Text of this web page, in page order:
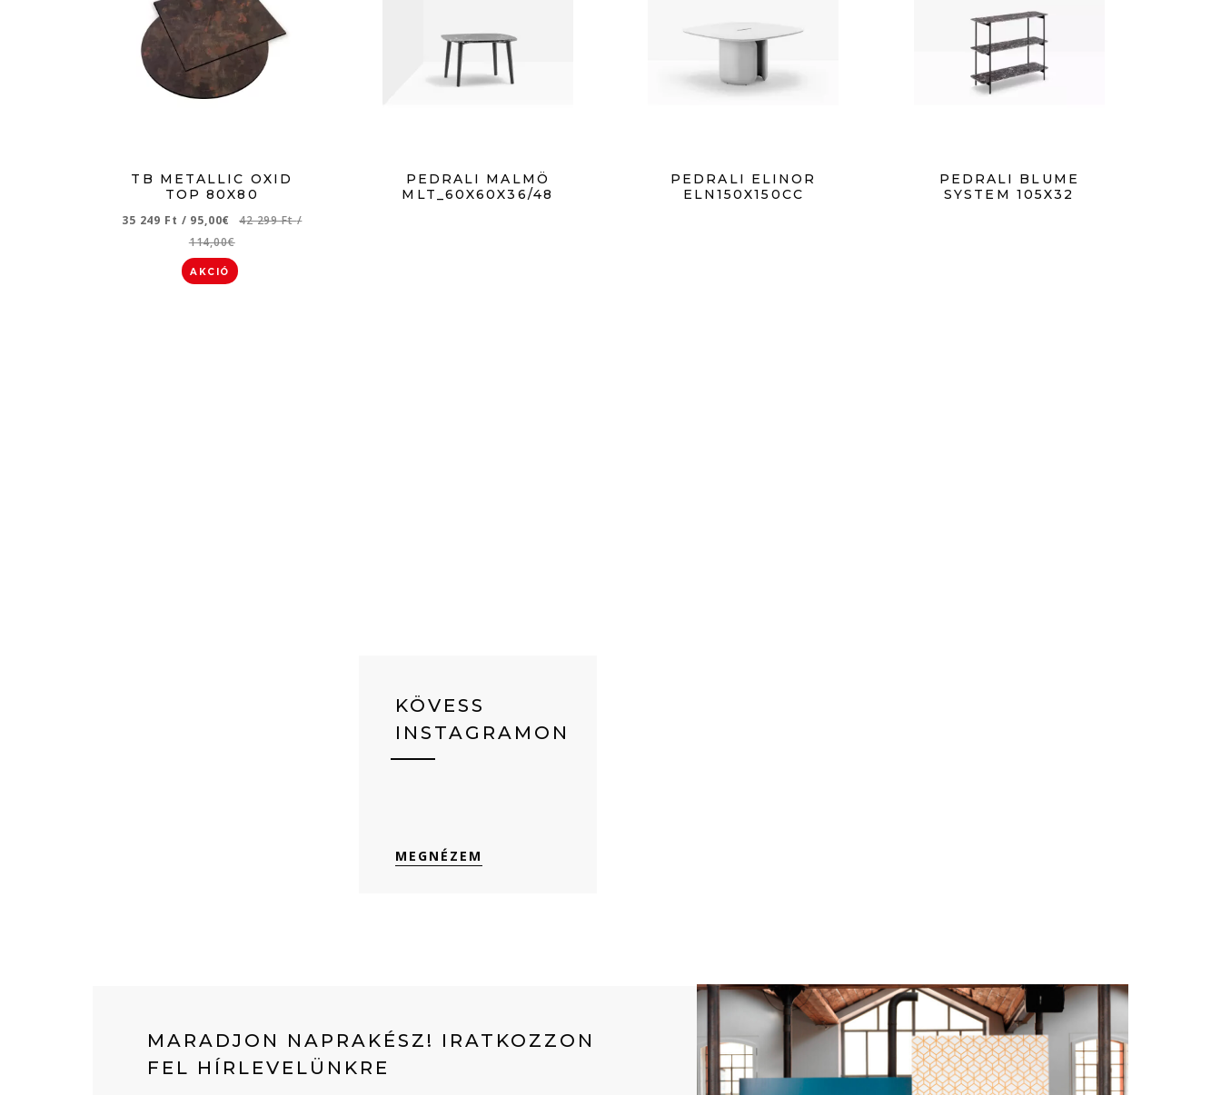
TB METALLIC OXID
TOP 80X80
35 249 Ft / 95,00€ 42 299 Ft/
114,00€
AKCIÓ
PEDRALI MALMÖ
MLT_60X60X36/48
PEDRALI ELINOR
ELN150X150CC
PEDRALI BLUME
SYSTEM 105X32
KÖVESS
INSTAGRAMON
MEGNÉZEM
MARADJON NAPRAKÉSZ! IRATKOZZON
FEL HÍRLEVELÜNKRE